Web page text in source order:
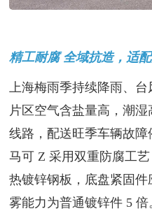
精工耐腐 全域抗造，适
上海梅雨季持续降雨、
片区空气含盐量高，潮
线路，配送旺季车辆故
马可 Z 采用双重防腐工
热镀锌钢板，底盘紧固
雾能力为普通镀锌件 5